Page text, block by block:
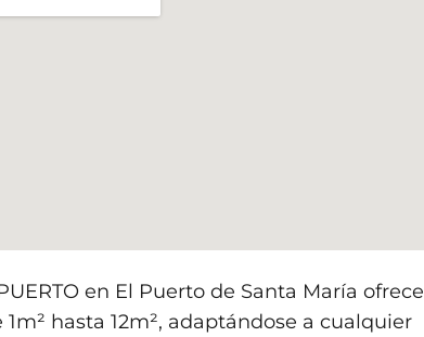
en El Puerto de Santa María ofrece
hasta 12m², adaptándose a cualquier